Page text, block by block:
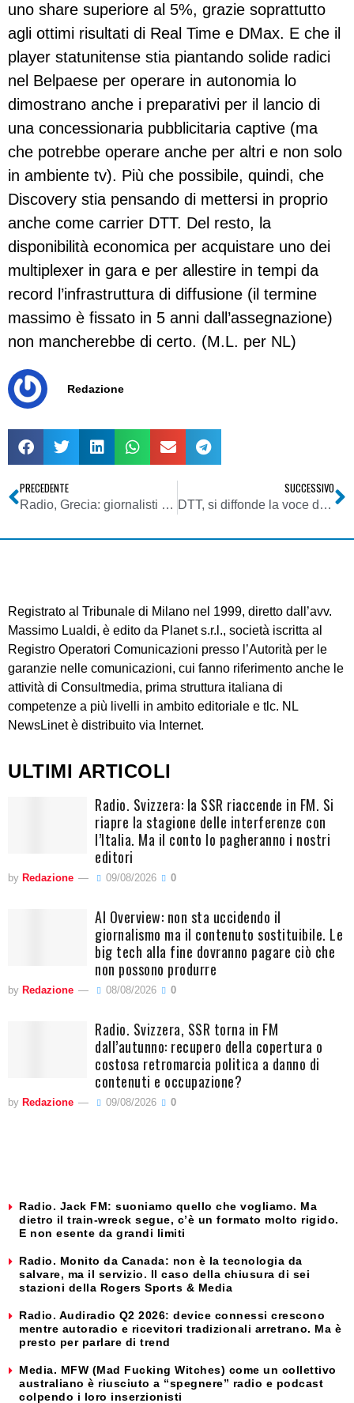
uno share superiore al 5%, grazie soprattutto
agli ottimi risultati di Real Time e DMax. E che il
player statunitense stia piantando solide radici
nel Belpaese per operare in autonomia lo
dimostrano anche i preparativi per il lancio di
una concessionaria pubblicitaria captive (ma
che potrebbe operare anche per altri e non solo
in ambiente tv). Più che possibile, quindi, che
Discovery stia pensando di mettersi in proprio
anche come carrier DTT. Del resto, la
disponibilità economica per acquistare uno dei
multiplexer in gara e per allestire in tempi da
record l’infrastruttura di diffusione (il termine
massimo è fissato in 5 anni dall’assegnazione)
non mancherebbe di certo. (M.L. per NL)
Redazione
PRECEDENTE
Radio, Grecia: giornalisti della ex ERT lanciano canale in onde medie e corte
SUCCESSIVO
DTT, si diffonde la voce dell’arrivo di Sky TG24 sul DTT. E i canali all news tremano
Registrato al Tribunale di Milano nel 1999, diretto dall’avv.
Massimo Lualdi, è edito da Planet s.r.l., società iscritta al
Registro Operatori Comunicazioni presso l’Autorità per le
garanzie nelle comunicazioni, cui fanno riferimento anche le
attività di Consultmedia, prima struttura italiana di
competenze a più livelli in ambito editoriale e tlc. NL
NewsLinet è distribuito via Internet.
ULTIMI ARTICOLI
Radio. Svizzera: la SSR riaccende in FM. Si
riapre la stagione delle interferenze con
l’Italia. Ma il conto lo pagheranno i nostri
editori
by Redazione 09/08/2026 0
AI Overview: non sta uccidendo il
giornalismo ma il contenuto sostituibile. Le
big tech alla fine dovranno pagare ciò che
non possono produrre
by Redazione 08/08/2026 0
Radio. Svizzera, SSR torna in FM
dall’autunno: recupero della copertura o
costosa retromarcia politica a danno di
contenuti e occupazione?
by Redazione 09/08/2026 0
Radio. Jack FM: suoniamo quello che vogliamo. Ma
dietro il train-wreck segue, c’è un formato molto rigido.
E non esente da grandi limiti
Radio. Monito da Canada: non è la tecnologia da
salvare, ma il servizio. Il caso della chiusura di sei
stazioni della Rogers Sports & Media
Radio. Audiradio Q2 2026: device connessi crescono
mentre autoradio e ricevitori tradizionali arretrano. Ma è
presto per parlare di trend
Media. MFW (Mad Fucking Witches) come un collettivo
australiano è riusciuto a “spegnere” radio e podcast
colpendo i loro inserzionisti